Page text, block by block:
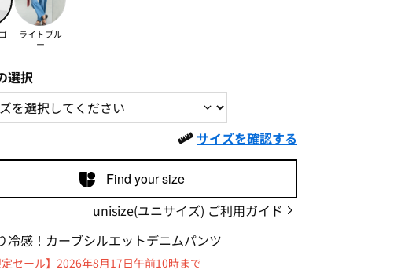
ライトブル
ー
選択
サイズを確認する
Find your size
unisize(ユニサイズ) ご利用ガイド
冷感！カーブシルエットデニムパンツ
定セール】2026年8月17日午前10時まで